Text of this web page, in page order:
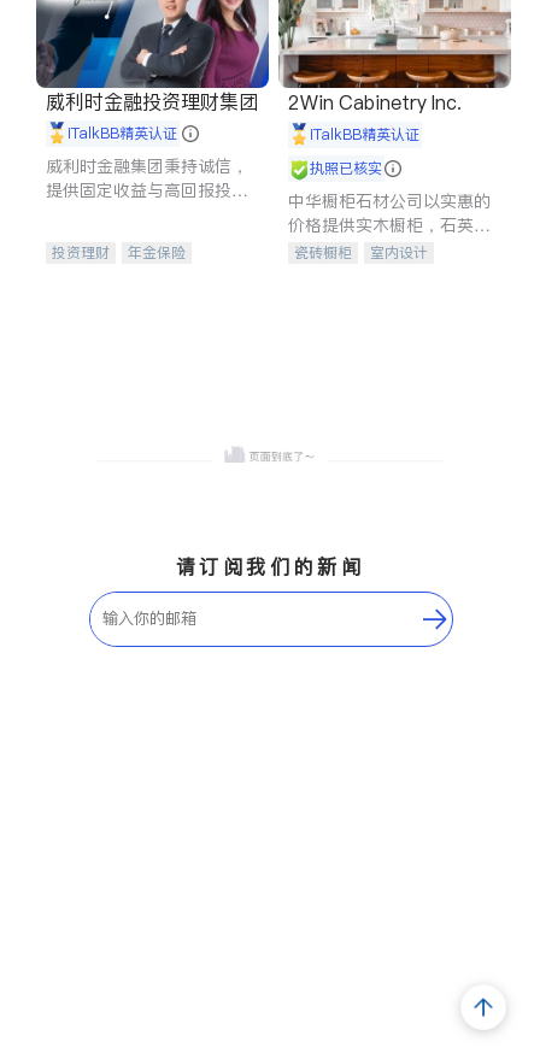
威利时金融投资理财集团
iTalkBB精英认证
威利时金融集团秉持诚信，
提供固定收益与高回报投资
合，助力客户实现目标
投资理财
年金保险
2Win Cabinetry Inc.
iTalkBB精英认证
执照已核实
中华橱柜石材公司以实惠的
价格提供实木橱柜，石英石
台面，多种优质不锈钢水
瓷砖橱柜
室内设计
请订阅我们的新闻